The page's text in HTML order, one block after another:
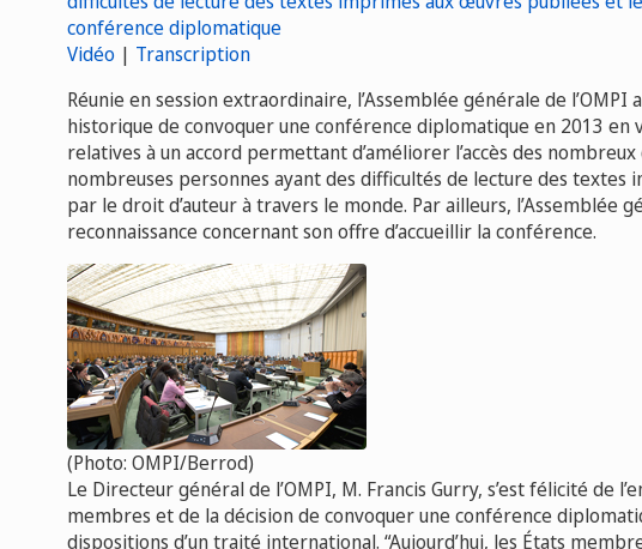
Vidéo | Transcription
Réunie en session extraordinaire, l’Assemblée générale de l’OMPI
historique de convoquer une conférence diplomatique en 2013 en
relatives à un accord permettant d’améliorer l’accès des
nombreuses personnes ayant des difficultés de lecture des
par le droit d’auteur à travers le monde. Par ailleurs, l’Assemblée
reconnaissance concernant son offre d’accueillir la conférence.
(Photo: OMPI/Berrod)
Le Directeur général de l’OMPI, M. Francis Gurry, s’est félicité de
membres et de la décision de convoquer une conférence
dispositions d’un traité international. “Aujourd’hui, les États